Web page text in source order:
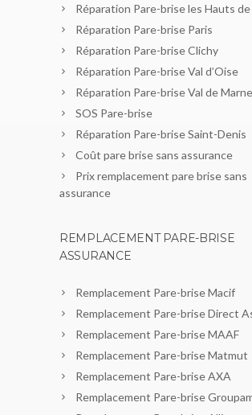
Réparation Pare-brise les Hauts
Réparation Pare-brise Paris
Réparation Pare-brise Clichy
Réparation Pare-brise Val d’Oise
Réparation Pare-brise Val de Marne
SOS Pare-brise
Réparation Pare-brise Saint-Denis
Coût pare brise sans assurance
Prix remplacement pare brise sans
assurance
REMPLACEMENT PARE-BRISE
ASSURANCE
Remplacement Pare-brise Macif
Remplacement Pare-brise Direct
Remplacement Pare-brise MAAF
Remplacement Pare-brise Matmut
Remplacement Pare-brise AXA
Remplacement Pare-brise